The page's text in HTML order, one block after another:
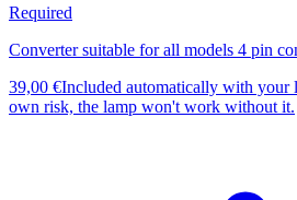
Required
Converter suitable for all models 4 pin
39,00 €Included automatically with your
own risk, the lamp won't work without it.